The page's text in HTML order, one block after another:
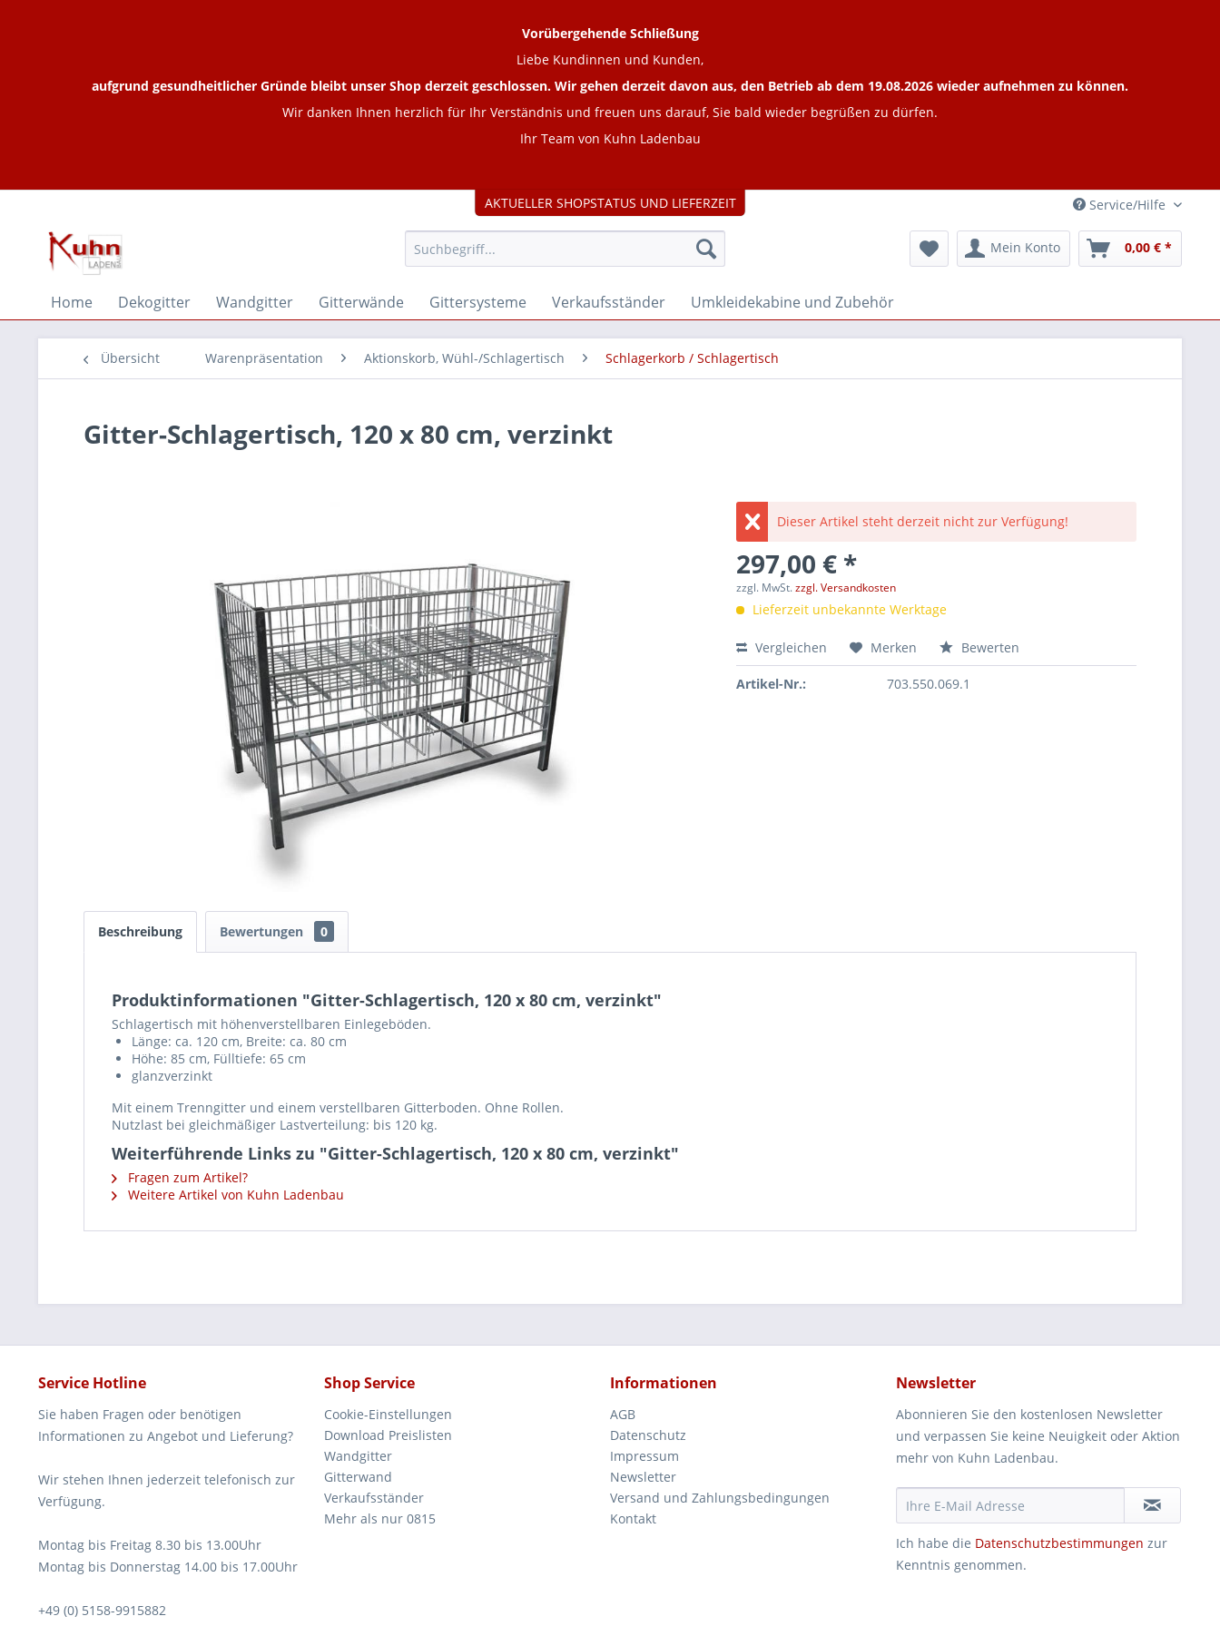
Service/Hilfe
Mein Konto 0,00 € *
Home Dekogitter Wandgitter Gitterwände Gittersysteme Verkaufsständer Umkleidekabine und Zubehör
Übersicht Warenpräsentation Aktionskorb, Wühl-/Schlagertisch Schlagerkorb / Schlagertisch
Gitter-Schlagertisch, 120 x 80 cm, verzinkt
Dieser Artikel steht derzeit nicht zur Verfügung!
297,00 € *
zzgl. MwSt.zzgl. Versandkosten
Lieferzeit unbekannte Werktage
Vergleichen Merken Bewerten
Artikel-Nr.: 703.550.069.1
Beschreibung Bewertungen 0
Produktinformationen "Gitter-Schlagertisch, 120 x 80 cm, verzinkt"
Schlagertisch mit höhenverstellbaren Einlegeböden.
Länge: ca. 120 cm, Breite: ca. 80 cm
Höhe: 85 cm, Fülltiefe: 65 cm
glanzverzinkt
Mit einem Trenngitter und einem verstellbaren Gitterboden. Ohne Rollen.
Nutzlast bei gleichmäßiger Lastverteilung: bis 120 kg.
Weiterführende Links zu "Gitter-Schlagertisch, 120 x 80 cm, verzinkt"
Fragen zum Artikel?
Weitere Artikel von Kuhn Ladenbau
AKTUELLER SHOPSTATUS UND LIEFERZEIT
Vorübergehende Schließung
Liebe Kundinnen und Kunden,
aufgrund gesundheitlicher Gründe bleibt unser Shop derzeit geschlossen. Wir gehen derzeit davon aus, den Betrieb ab dem 19.08.2026 wieder aufnehmen zu können.
Wir danken Ihnen herzlich für Ihr Verständnis und freuen uns darauf, Sie bald wieder begrüßen zu dürfen.
Ihr Team von Kuhn Ladenbau
Service Hotline
Sie haben Fragen oder benötigen
Informationen zu Angebot und Lieferung?
Wir stehen Ihnen jederzeit telefonisch zur
Verfügung.
Montag bis Freitag 8.30 bis 13.00Uhr
Montag bis Donnerstag 14.00 bis 17.00Uhr
+49 (0) 5158-9915882
Shop Service
Cookie-Einstellungen
Download Preislisten
Wandgitter
Gitterwand
Verkaufsständer
Mehr als nur 0815
Informationen
AGB
Datenschutz
Impressum
Newsletter
Versand und Zahlungsbedingungen
Kontakt
Newsletter
Abonnieren Sie den kostenlosen Newsletter
und verpassen Sie keine Neuigkeit oder Aktion
mehr von Kuhn Ladenbau.
Ich habe die Datenschutzbestimmungen zur
Kenntnis genommen.